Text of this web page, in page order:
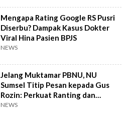
Mengapa Rating Google RS Pusri
Diserbu? Dampak Kasus Dokter
Viral Hina Pasien BPJS
NEWS
Jelang Muktamar PBNU, NU
Sumsel Titip Pesan kepada Gus
Rozin: Perkuat Ranting dan
Pesantren
NEWS